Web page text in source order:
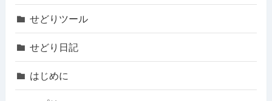
せどりツール
せどり日記
はじめに